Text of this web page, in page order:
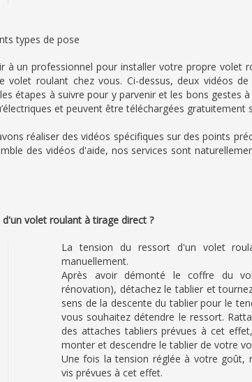
types de pose
à un professionnel pour installer votre propre volet
roulant chez vous. Ci-dessus, deux vidéos
étapes à suivre pour y parvenir et les bons gestes
et peuvent être téléchargées gratuitement
réaliser des vidéos spécifiques sur des points
des vidéos d'aide, nos services sont
volet roulant à tirage direct ?
La tension du ressort d'un volet
manuellement.
Après avoir démonté le coffre du
rénovation), détachez le tablier et
sens de la descente du tablier pour le
vous souhaitez détendre le ressort.
des attaches tabliers prévues à cet
monter et descendre le tablier de votre
Une fois la tension réglée à votre goût,
vis prévues à cet effet.